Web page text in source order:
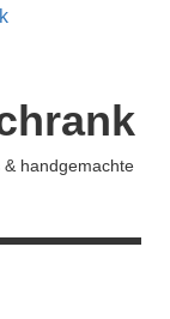
& handgemachte